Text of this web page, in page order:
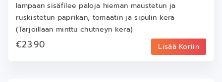
lampaan sisäfilee paloja hieman maustetun ja
ruskistetun paprikan, tomaatin ja sipulin kera
(Tarjoillaan minttu chutneyn kera)
€23.90 Lisää Koriin